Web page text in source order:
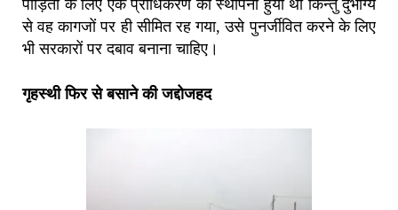
पीड़ितों के लिए एक प्राधिकरण की स्थापना हुयी थी किन्तु दुर्भाग्य
से वह कागजों पर ही सीमित रह गया, उसे पुनर्जीवित करने के लिए
भी सरकारों पर दबाव बनाना चाहिए।
गृहस्थी फिर से बसाने की जद्दोजहद